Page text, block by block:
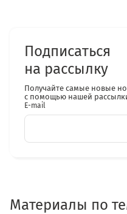
Подписаться
на рассылку
Получайте самые новые
с помощью нашей
E-mail
Материалы по